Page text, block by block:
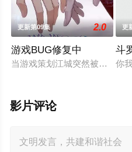
更新第09集 2.0
游戏BUG修复中
当游戏策划江城突然被拉进自
更
斗
你
影片评论